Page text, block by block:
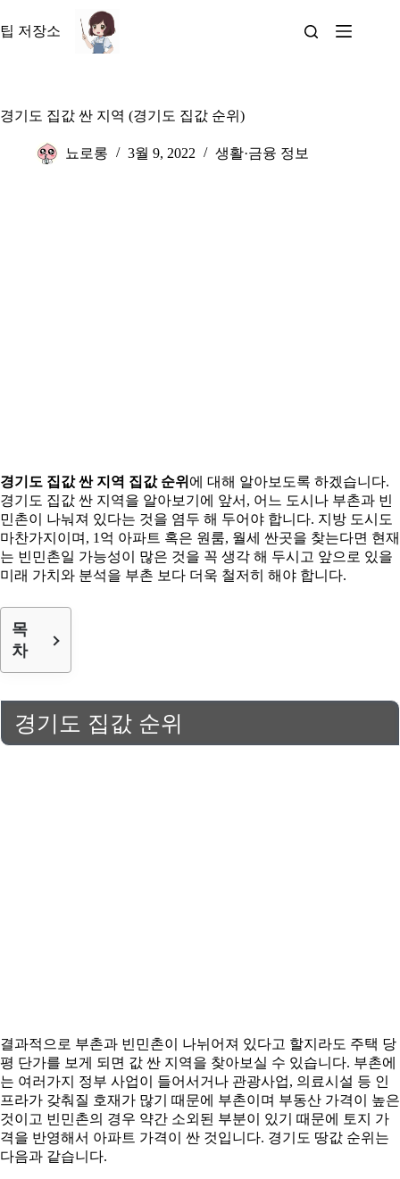
문
뛰
팁 저장소
경기도 집값 싼 지역 (경기도 집값 순위)
뇨로롱 3월 9, 2022 생활·금융 정보
경기도 집값 싼 지역 집값 순위 에 대해 알아보도록 하겠습니다.
경기도 집값 싼 지역을 알아보기에 앞서, 어느 도시나 부촌과 빈
민촌이 나눠져 있다는 것을 염두 해 두어야 합니다. 지방 도시도
마찬가지이며, 1억 아파트 혹은 원룸, 월세 싼곳을 찾는다면 현재
는 빈민촌일 가능성이 많은 것을 꼭 생각 해 두시고 앞으로 있을
미래 가치와 분석을 부촌 보다 더욱 철저히 해야 합니다.
목
차
경기도 집값 순위
결과적으로 부촌과 빈민촌이 나뉘어져 있다고 할지라도 주택 당
평 단가를 보게 되면 값 싼 지역을 찾아보실 수 있습니다. 부촌에
는 여러가지 정부 사업이 들어서거나 관광사업, 의료시설 등 인
프라가 갖춰질 호재가 많기 때문에 부촌이며 부동산 가격이 높은
것이고 빈민촌의 경우 약간 소외된 부분이 있기 때문에 토지 가
격을 반영해서 아파트 가격이 싼 것입니다. 경기도 땅값 순위는
다음과 같습니다.